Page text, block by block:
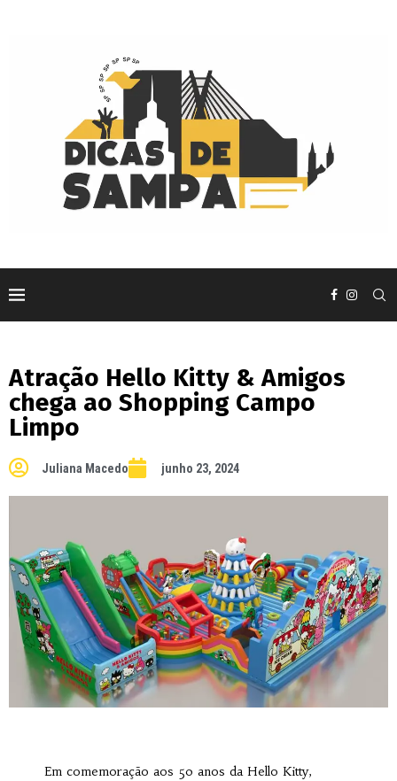
Atração Hello Kitty & Amigos
chega ao Shopping Campo
Limpo
Juliana Macedo junho 23, 2024
Em comemoração aos 50 anos da Hello Kitty,